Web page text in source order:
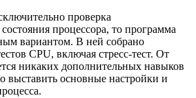
проверка
процессора, то программа
вариантом. В ней собрано
CPU, включая стресс-тест. От
никаких дополнительных навыков
выставить основные настройки и